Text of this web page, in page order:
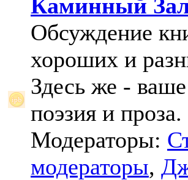
Каминный
Обсуждение
хороших и
Здесь же -
поэзия и проза.
Модераторы:
модераторы,